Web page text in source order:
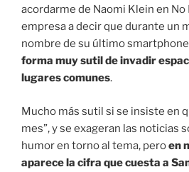
acordarme de Naomi Klein en No
empresa a decir que durante un
nombre de su último
forma muy sutil de invadir
lugares comunes.
Mucho más sutil si se insiste en
mes”, y se exageran las noticias
humor en torno al tema, peroen
aparece la cifra que cuesta a